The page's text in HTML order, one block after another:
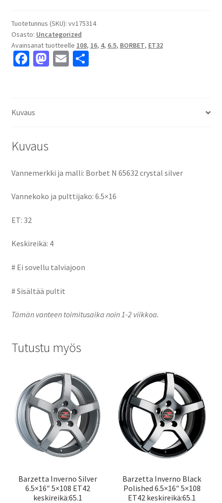
silver
6.5x16"
4x108
ET32
Tuotetunnus (SKU): vv175314
Osasto: Uncategorized
Avainsanat tuotteelle 108, 16, 4, 6.5, BORBET, ET32
Fa
o
M E S
Kuvaus
Kuvaus
Vannemerkki ja malli: Borbet N 65632 crystal silver
Vannekoko ja pulttijako: 6.5×16
ET: 32
Keskireikä: 4
# Ei sovellu talviajoon
# Sisältää pultit
Tämän vanteen toimitusaika noin 1-2 viikkoa.
Tutustu myös
Barzetta Inverno Silver
6.5×16″ 5×108 ET42
keskireikä:65.1
Barzetta Inverno Black
Polished 6.5×16″ 5×108
ET42 keskireikä:65.1